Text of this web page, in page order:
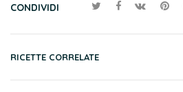
CONDIVIDI
RICETTE CORRELATE